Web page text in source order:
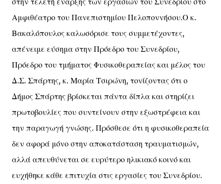
Αμφιθέατρο του Πανεπιστημίου Πελοποννήσου.Ο κ.
Βακαλόπουλος καλωσόρισε τους συμμετέχοντες,
απένειμε εύσημα στην Πρόεδρο του Συνεδρίου,
Πρόεδρο του τμήματος Φυσικοθεραπείας και μέλος του
Δ.Σ. Σπάρτης, κ. Μαρία Τσιρώνη, τονίζοντας ότι ο
Δήμος Σπάρτης βρίσκεται πάντα δίπλα και στηρίζει
πρωτοβουλίες που συντείνουν στην εξωστρέφεια και
την παραγωγή γνώσης. Πρόσθεσε ότι η φυσικοθεραπεία
δεν αφορά μόνο στην αποκατάσταση τραυματισμών,
αλλά απευθύνεται σε ευρύτερο ηλικιακό κοινό και
ευχήθηκε κάθε επιτυχία στις εργασίες του Συνεδρίου.